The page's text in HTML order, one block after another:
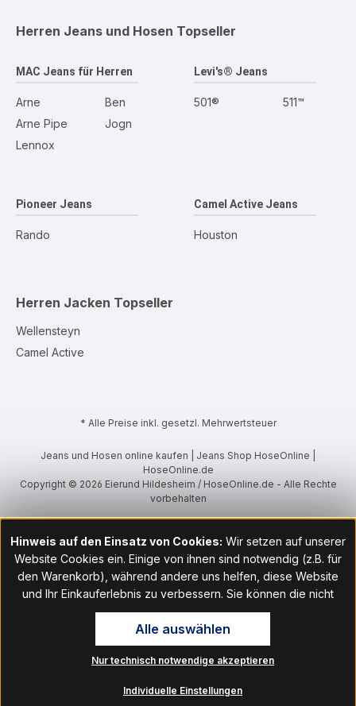
Herren Jeans und Hosen Topseller
MAC Jeans für Herren
Arne
Arne Pipe
Lennox
Ben
Jogn
Levi's® Jeans
501® 511™
Pioneer Jeans
Rando
Camel Active Jeans
Houston
Herren Jacken Topseller
Wellensteyn
Camel Active
* Alle Preise inkl. gesetzl. Mehrwertsteuer
Jeans und Hosen online kaufen | Jeans Shop HoseOnline |
HoseOnline.de
Copyright © 2026 Eierund Hildesheim / HoseOnline.de - Alle Rechte
vorbehalten
Hinweis auf den Einsatz von Cookies: Wir setzen auf unserer
Website Cookies ein. Einige von ihnen sind notwendig (z.B. für
den Warenkorb), während andere uns helfen, diese Website
und Ihr Einkauferlebnis zu verbessern. Sie können die nicht
notwendigen Cookies mit Klick auf „OK“ akzeptieren oder per
Klick auf "Nur technisch notwendige akzeptieren" ablehnen. Den
Zugang zu den Cookie-Einstellungen finden Sie im Fußbereich
unserer Website im Menüpunkt „Informationen“. Dort können Sie
Nur technisch notwendige akzeptieren
Individuelle Einstellungen
Alle auswählen